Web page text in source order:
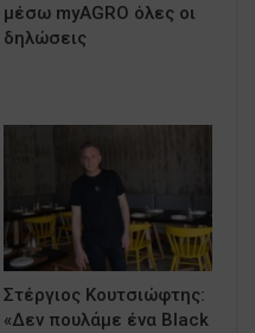
μέσω myAGRO όλες οι
δηλώσεις
Στέργιος Κουτσιώφτης:
«Δεν πουλάμε ένα Black